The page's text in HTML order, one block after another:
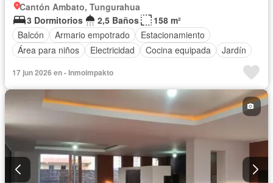
Cantón Ambato, Tungurahua
3 Dormitorios
2,5 Baños
158 m²
Balcón
Armario empotrado
Estacionamiento
Área para niños
Electricidad Cocina equipada Jardín
17 jun 2026 en - Inmoimpakto